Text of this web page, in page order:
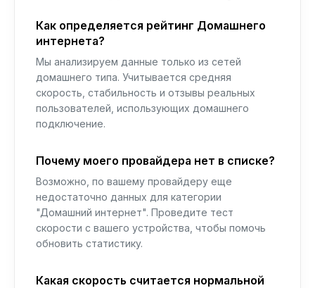
Как определяется рейтинг Домашнего
интернета?
Мы анализируем данные только из сетей
домашнего типа. Учитывается средняя
скорость, стабильность и отзывы реальных
пользователей, использующих домашнего
подключение.
Почему моего провайдера нет в списке?
Возможно, по вашему провайдеру еще
недостаточно данных для категории
"Домашний интернет". Проведите тест
скорости с вашего устройства, чтобы помочь
обновить статистику.
Какая скорость считается нормальной